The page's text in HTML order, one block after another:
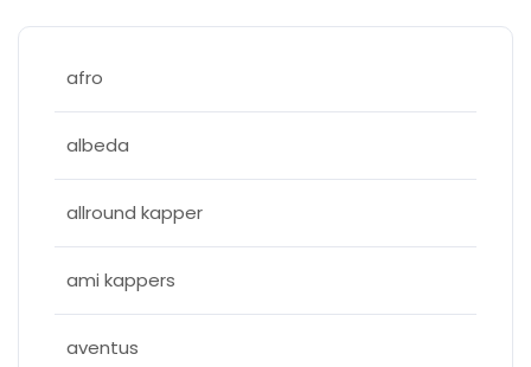
afro
albeda
allround kapper
ami kappers
aventus